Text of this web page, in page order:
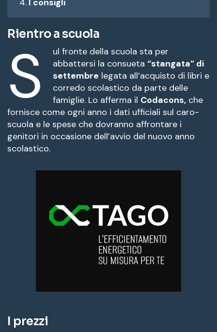
I consigli
Rientro a scuola
S
ul fronte della scuola sta per
abbattersi la consueta “stangata” di
settembre legata all’acquisto di libri e
corredo scolastico da parte delle
famiglie. Lo afferma il Codacons, che
fornisce come ogni anno i dati ufficiali sul caro-
scuola e le spese che dovranno affrontare i
genitori in occasione dell’avvio del nuovo anno
scolastico.
I prezzi